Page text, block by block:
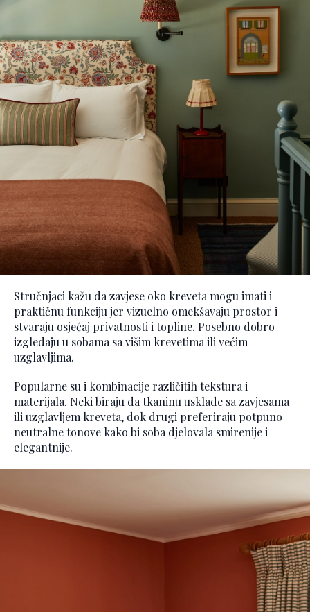
Stručnjaci kažu da zavjese oko kreveta mogu imati i
praktičnu funkciju jer vizuelno omekšavaju prostor i
stvaraju osjećaj privatnosti i topline. Posebno dobro
izgledaju u sobama sa višim krevetima ili većim
uzglavljima.
Popularne su i kombinacije različitih tekstura i
materijala. Neki biraju da tkaninu usklade sa zavjesama
ili uzglavljem kreveta, dok drugi preferiraju potpuno
neutralne tonove kako bi soba djelovala smirenije i
elegantnije.